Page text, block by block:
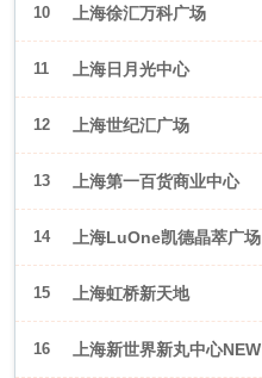
10 上海徐汇万科广场
11 上海日月光中心
12 上海世纪汇广场
13 上海第一百货商业中心
14 上海LuOne凯德晶萃广场
15 上海虹桥新天地
16 上海新世界新丸中心NEW